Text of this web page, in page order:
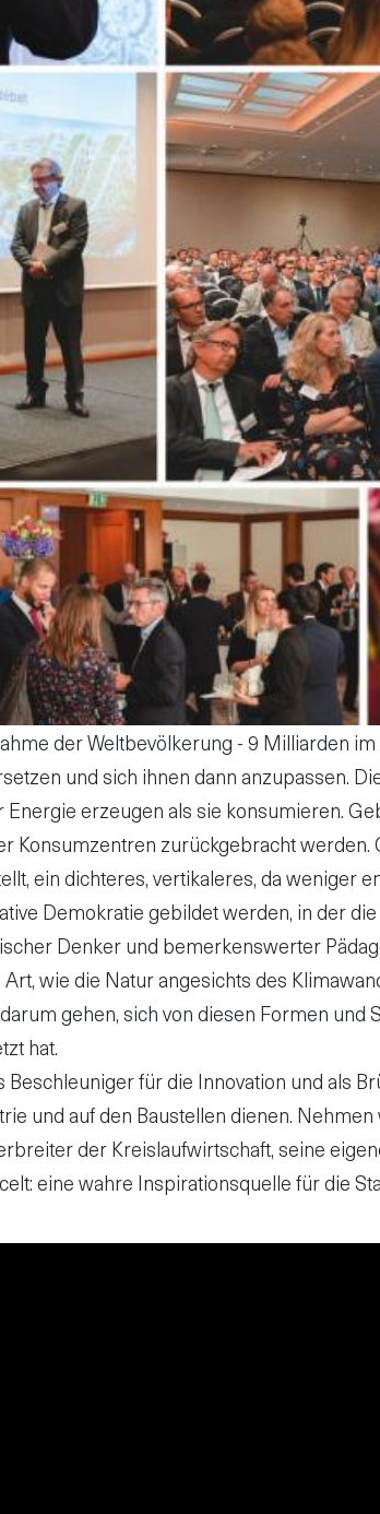
der Weltbevölkerung - 9 Milliarden
und sich ihnen dann anzupassen.
erzeugen als sie konsumieren.
Konsumzentren zurückgebracht
ein dichteres, vertikaleres, da weniger
Demokratie gebildet werden, in der
Denker und bemerkenswerter
wie die Natur angesichts des
gehen, sich von diesen Formen
hat.
für die Innovation und als
und auf den Baustellen dienen.
der Kreislaufwirtschaft, seine
eine wahre Inspirationsquelle für die